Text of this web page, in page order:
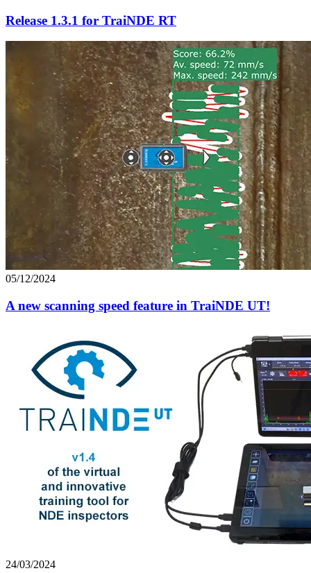
Release 1.3.1 for TraiNDE RT
05/12/2024
A new scanning speed feature in TraiNDE UT!
24/03/2024